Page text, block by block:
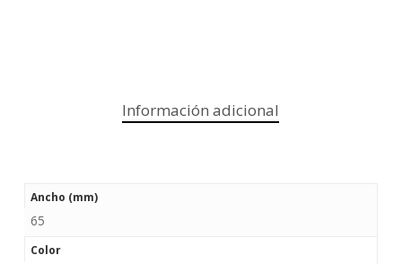
Información adicional
Ancho (mm)
65
Color